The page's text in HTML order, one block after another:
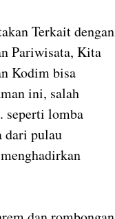
Terkait dengan
Pariwisata, Kita
Kodim bisa
ini, salah
seperti lomba
dari pulau